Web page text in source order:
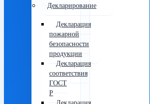
Декларирование
Декларация
пожарной
безопасности
продукции
Декларация
соответствия
ГОСТ
Р